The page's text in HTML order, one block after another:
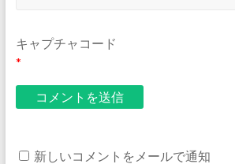
キャプチャコード
*
新しいコメントをメールで通知